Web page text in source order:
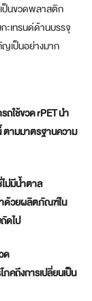
ป็นขวดพลาสติก
ะเทรนด์ด้านบรรจุ
เป็นอย่างมาก
ถใช้ขวดrPETนำ
ตามมาตรฐานความ
ไม่มีน้ำตาล
าด้วยผลิตภัณฑ์ใน
ดไป
ด
ภคถึงการเปลี่ยนเป็น